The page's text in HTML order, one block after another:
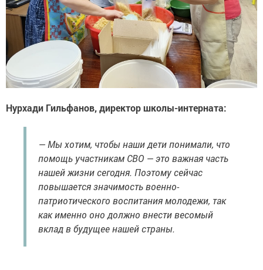
Нурхади Гильфанов, директор школы-интерната:
— Мы хотим, чтобы наши дети понимали, что
помощь участникам СВО — это важная часть
нашей жизни сегодня. Поэтому сейчас
повышается значимость военно-
патриотического воспитания молодежи, так
как именно оно должно внести весомый
вклад в будущее нашей страны.